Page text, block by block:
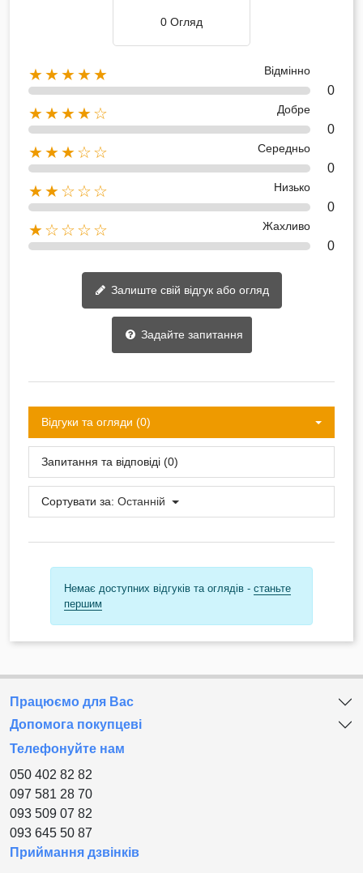
0 Огляд
★★★★★ Відмінно
0
★★★★☆ Добре
0
★★★☆☆ Середньо
0
★★☆☆☆ Низько
0
★☆☆☆☆ Жахливо
0
Залиште свій відгук або огляд
Задайте запитання
Відгуки та огляди (0)
Запитання та відповіді (0)
Сортувати за: Останній
Немає доступних відгуків та оглядів - станьте
першим
Працюємо для Вас
Допомога покупцеві
Телефонуйте нам
050 402 82 82
097 581 28 70
093 509 07 82
093 645 50 87
Приймання дзвінків